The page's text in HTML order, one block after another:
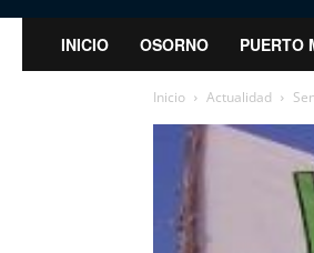
INICIO OSORNO PUERTO
Inicio Actualidad